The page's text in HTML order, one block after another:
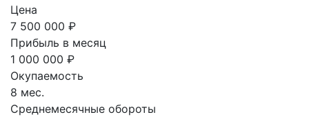
Цена
7 500 000 ₽
Прибыль в месяц
1 000 000 ₽
Окупаемость
8 мес.
Среднемесячные обороты